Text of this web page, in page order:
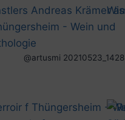
@artusmi 20210523_1428